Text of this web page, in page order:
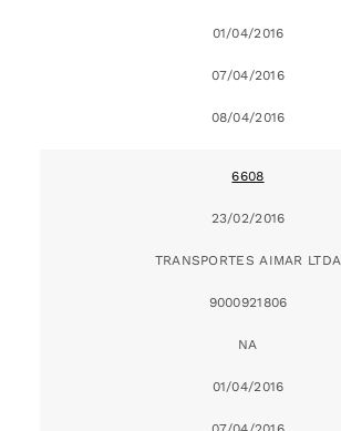
01/04/2016
07/04/2016
08/04/2016
6608
23/02/2016
TRANSPORTES AIMAR LTDA
9000921806
NA
01/04/2016